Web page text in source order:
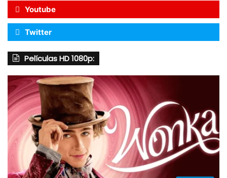
Youtube
Twitter
Películas HD 1080p: